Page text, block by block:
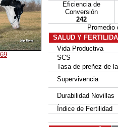
Eficiencia de
Conversión
242
SALUD Y
Vida Productiva
SCS
Tasa de preñez de
Supervivencia
Durabilidad Novillas
Índice de Fertilidad